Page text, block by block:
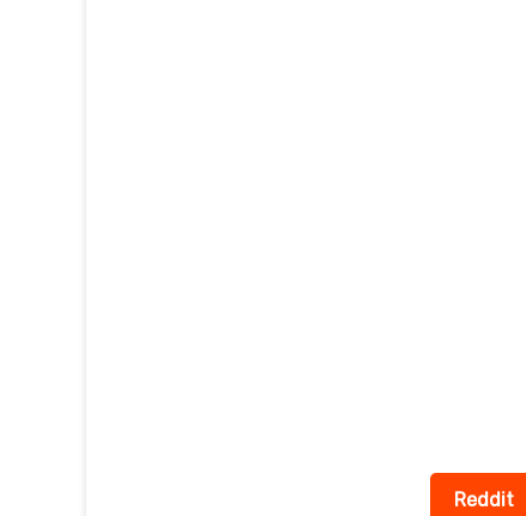
Reddit